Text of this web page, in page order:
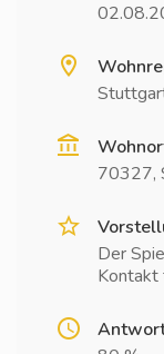
70327,
Der
Kontakt